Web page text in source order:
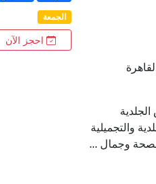
والتجميلية
وجمال ...
الجمعة
احجز الآن